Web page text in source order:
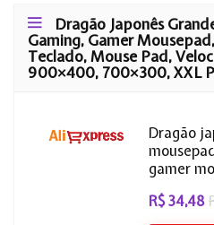
Dragão Japonês
Gaming, Gamer
Teclado, Mouse Pad,
900×400, 700×300, XXL
Dragão
gamer
R$ 34,48